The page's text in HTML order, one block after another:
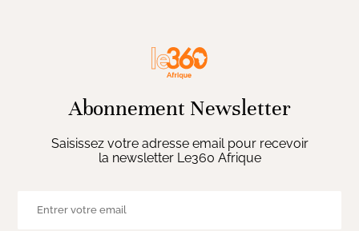
Abonnement Newsletter
Saisissez votre adresse email pour recevoir
la newsletter Le360 Afrique